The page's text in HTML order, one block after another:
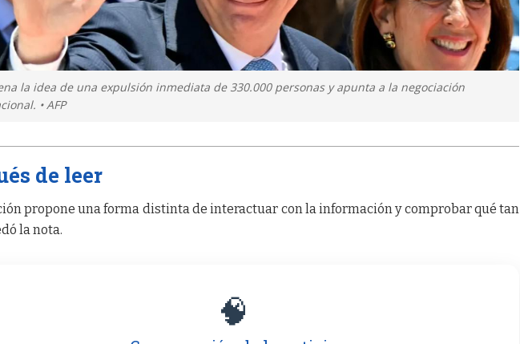
la idea de una expulsión inmediata de 330.000 personas y apunta a la negociación
• AFP
de leer
propone una forma distinta de interactuar con la información y comprobar qué tan
la nota.
🧠